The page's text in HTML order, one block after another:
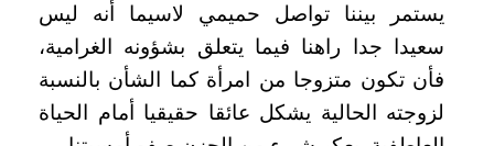
يستمر بيننا تواصل حميمي لاسيما أنه ليس
سعيدا جدا راهنا فيما يتعلق بشؤونه الغرامية،
فأن تكون متزوجا من امرأة كما الشأن بالنسبة
لزوجته الحالية يشكل عائقا حقيقيا أمام الحياة